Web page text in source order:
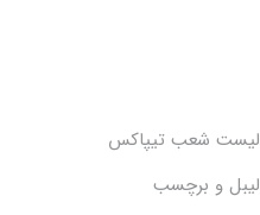
لیست شعب تیپاکس
لیبل و برچسب